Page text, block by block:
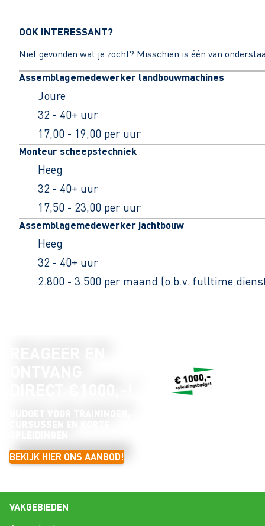
OOK INTERESSANT?
Niet gevonden wat je zocht? Misschien is één van
Assemblagemedewerker landbouwmachines
Joure
32 - 40+ uur
17,00 - 19,00 per uur
Monteur scheepstechniek
Heeg
32 - 40+ uur
17,50 - 23,00 per uur
Assemblagemedewerker jachtbouw
Heeg
32 - 40+ uur
2.800 - 3.500 per maand (o.b.v. fulltime
BEKIJK HIER ONS AANBOD!
VAKGEBIEDEN